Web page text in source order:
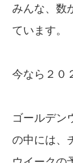
みんな、数
ています。
今なら２０
ゴールデン
の中には、